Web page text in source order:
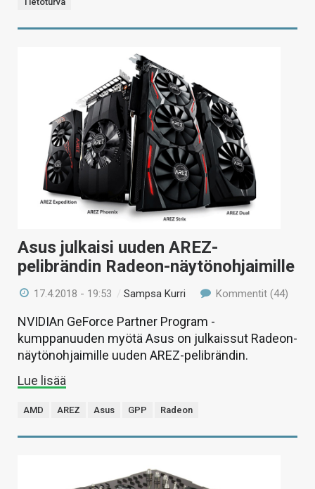
Asus julkaisi uuden AREZ-
pelibrändin Radeon-näytönohjaimille
17.4.2018 - 19:53 /Sampsa Kurri Kommentit (44)
NVIDIAn GeForce Partner Program -
kumppanuuden myötä Asus on julkaissut Radeon-
näytönohjaimille uuden AREZ-pelibrändin.
Lue lisää
AMD AREZ Asus GPP Radeon